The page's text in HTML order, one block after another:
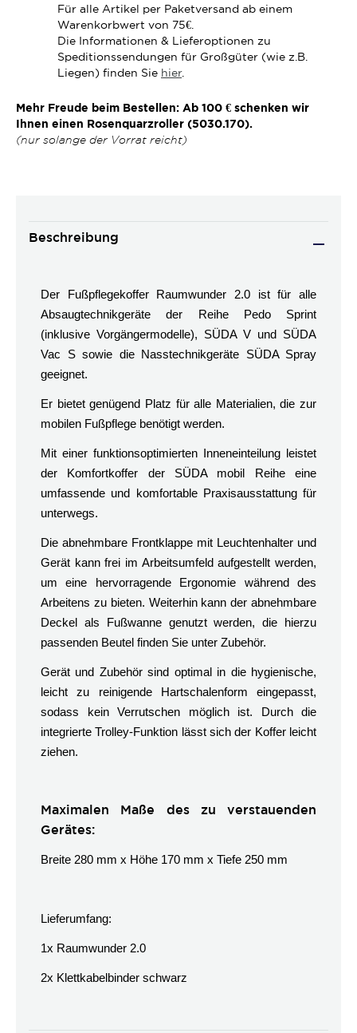
Für alle Artikel per Paketversand ab einem
Warenkorbwert von 75€.
Die Informationen & Lieferoptionen zu
Speditionssendungen für Großgüter (wie z.B.
Liegen) finden Sie hier.
Mehr Freude beim Bestellen: Ab 100 € schenken wir
Ihnen einen Rosenquarzroller (5030.170).
(nur solange der Vorrat reicht)
Beschreibung
Der Fußpflegekoffer Raumwunder 2.0 ist für alle
Absaugtechnikgeräte der Reihe Pedo Sprint
(inklusive Vorgängermodelle), SÜDA V und SÜDA
Vac S sowie die Nasstechnikgeräte SÜDA Spray
geeignet.
Er bietet genügend Platz für alle Materialien, die zur
mobilen Fußpflege benötigt werden.
Mit einer funktionsoptimierten Inneneinteilung leistet
der Komfortkoffer der SÜDA mobil Reihe eine
umfassende und komfortable Praxisausstattung für
unterwegs.
Die abnehmbare Frontklappe mit Leuchtenhalter und
Gerät kann frei im Arbeitsumfeld aufgestellt werden,
um eine hervorragende Ergonomie während des
Arbeitens zu bieten. Weiterhin kann der abnehmbare
Deckel als Fußwanne genutzt werden, die hierzu
passenden Beutel finden Sie unter Zubehör.
Gerät und Zubehör sind optimal in die hygienische,
leicht zu reinigende Hartschalenform eingepasst,
sodass kein Verrutschen möglich ist. Durch die
integrierte Trolley-Funktion lässt sich der Koffer leicht
ziehen.
Maximalen Maße des zu verstauenden
Gerätes:
Breite 280 mm x Höhe 170 mm x Tiefe 250 mm
Lieferumfang:
1x Raumwunder 2.0
2x Klettkabelbinder schwarz